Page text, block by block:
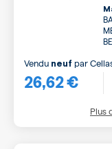
26,62 €
Vendu neuf par
Plus